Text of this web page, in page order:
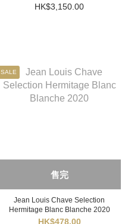
HK$3,150.00
SALE
售完
Jean Louis Chave Selection
Hermitage Blanc Blanche 2020
HK$478.00